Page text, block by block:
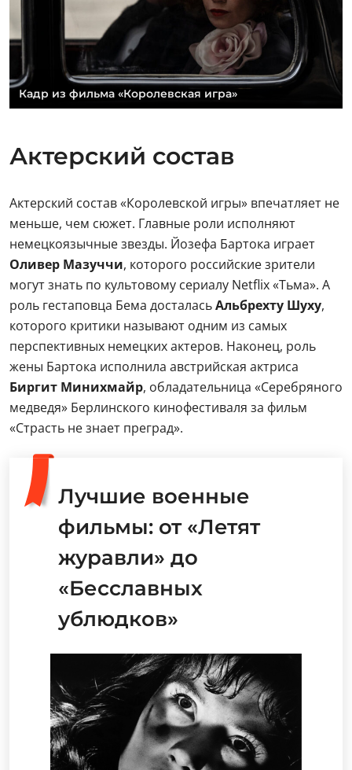
Кадр из фильма «Королевская игра»
Актерский состав
Актерский состав «Королевской игры» впечатляет не
меньше, чем сюжет. Главные роли исполняют
немецкоязычные звезды. Йозефа Бартока играет
Оливер Мазуччи, которого российские зрители
могут знать по культовому сериалу Netflix «Тьма». А
роль гестаповца Бема досталасьАльбрехту Шуху,
которого критики называют одним из самых
перспективных немецких актеров. Наконец, роль
жены Бартока исполнила австрийская актриса
Биргит Минихмайр, обладательница «Серебряного
медведя» Берлинского кинофестиваля за фильм
«Страсть не знает преград».
Лучшие военные
фильмы: от «Летят
журавли» до
«Бесславных
ублюдков»